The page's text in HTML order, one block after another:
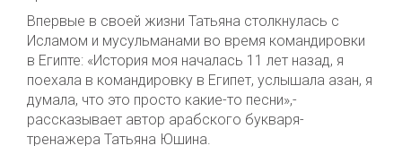
Впервые в своей жизни Татьяна столкнулась с
Исламом и мусульманами во время командировки
в Египте: «История моя началась 11 лет назад, я
поехала в командировку в Египет, услышала азан, я
думала, что это просто какие-то песни»,-
рассказывает автор арабского букваря-
тренажера Татьяна Юшина.